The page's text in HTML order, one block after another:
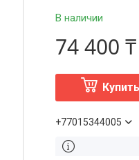
В наличии
74 400 ₸
Купить
+77015344005